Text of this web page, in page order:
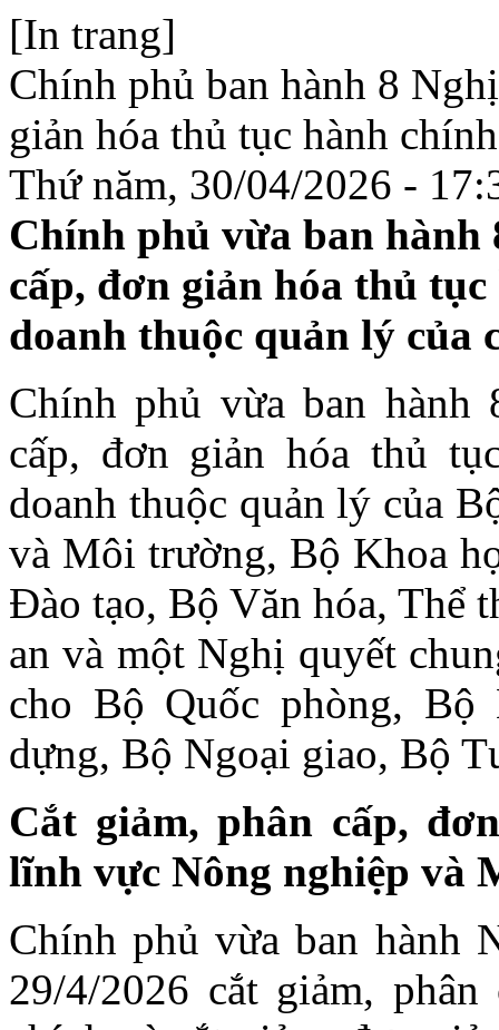
[In trang]
Chính phủ ban hành 8
giản hóa thủ tục hành
Thứ năm, 30/04/2026 -
Chính phủ vừa ban hành
cấp, đơn giản hóa thủ
doanh thuộc quản lý của
Chính phủ vừa ban hành
cấp, đơn giản hóa thủ
doanh thuộc quản lý của
và Môi trường, Bộ Khoa
Đào tạo, Bộ Văn hóa, Thể
an và một Nghị quyết
cho Bộ Quốc phòng,
dựng, Bộ Ngoại giao, Bộ
Cắt giảm, phân cấp,
lĩnh vực Nông nghiệp và
Chính phủ vừa ban hành
29/4/2026 cắt giảm,